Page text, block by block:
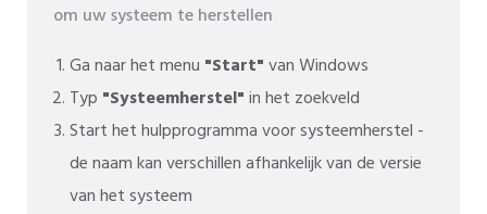
om uw systeem te herstellen
Ga naar het menu "Start"van Windows
Typ "Systeemherstel"in het zoekveld
Start het hulpprogramma voor systeemherstel -
de naam kan verschillen afhankelijk van de versie
van het systeem